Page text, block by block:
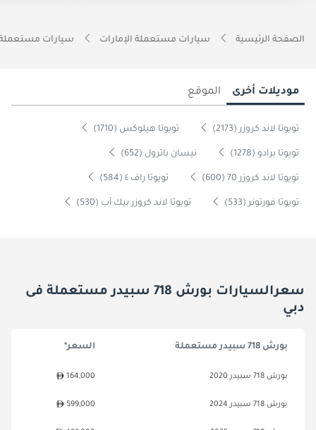
الصفحة الرئيسية سيارات مستعملة الإمارات سيارات
موديلات أخرى الموقع
تويوتا لاند كروزر (2173) تويوتا هيلوكس (1710)
تويوتا برادو (1278) نيسان باترول (652)
تويوتا لاند كروزر 70 (600) تويوتا راف ٤ (584)
تويوتا فورتونر (533) تويوتا لاند كروزر بيك آب (530)
سعرالسيارات بورش 718 سبيدر مستعملة فى
دبي
بورش 718 سبيدر مستعملة السعر*
بورش 718 سبيدر 2020 164,000
بورش 718 سبيدر 2024 599,000